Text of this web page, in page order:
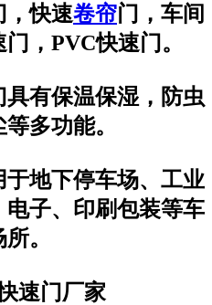
，快速卷帘门，车间
，PVC快速门。
具有保温保湿，防虫
多功能。
于地下停车场、工业
子、印刷包装等车
。
速门厂家